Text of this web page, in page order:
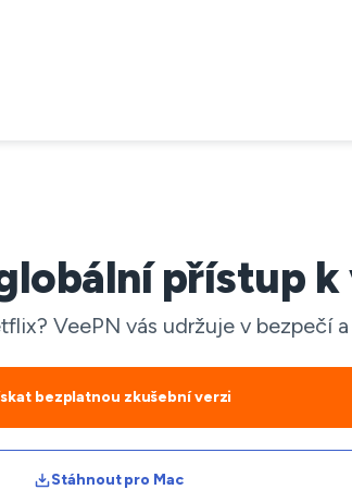
přístup k
VeePN vás udržuje v bezpečí
bezplatnou zkušební verzi
Stáhnout pro Mac